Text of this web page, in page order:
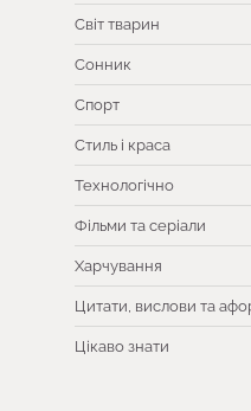
Світ тварин
Сонник
Спорт
Стиль і краса
Технологічно
Фільми та серіали
Харчування
Цитати, вислови та
Цікаво знати